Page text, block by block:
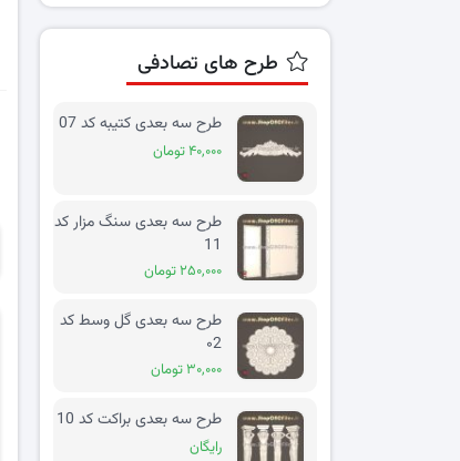
طرح های تصادفی
طرح سه بعدی کتیبه کد 07
۴۰,۰۰۰ تومان
طرح سه بعدی سنگ مزار کد
11
۲۵۰,۰۰۰ تومان
طرح سه بعدی گل وسط کد
۰2
۳۰,۰۰۰ تومان
طرح سه بعدی براکت کد 10
رایگان